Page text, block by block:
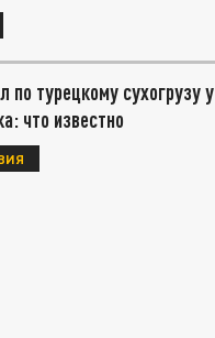
по турецкому сухогрузу у
что известно